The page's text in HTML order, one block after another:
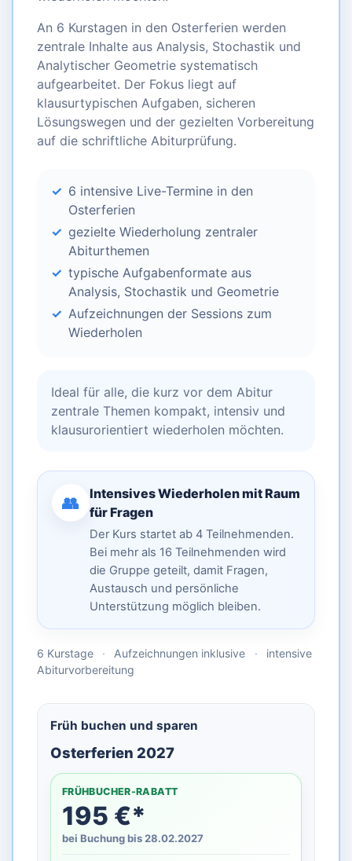
An 6 Kurstagen in den Osterferien werden
zentrale Inhalte aus Analysis, Stochastik und
Analytischer Geometrie systematisch
aufgearbeitet. Der Fokus liegt auf
klausurtypischen Aufgaben, sicheren
Lösungswegen und der gezielten Vorbereitung
auf die schriftliche Abiturprüfung.
6 intensive Live-Termine in den
Osterferien
gezielte Wiederholung zentraler
Abiturthemen
typische Aufgabenformate aus
Analysis, Stochastik und Geometrie
Aufzeichnungen der Sessions zum
Wiederholen
Ideal für alle, die kurz vor dem Abitur
zentrale Themen kompakt, intensiv und
klausurorientiert wiederholen möchten.
👥
Intensives Wiederholen mit Raum
für Fragen
Der Kurs startet ab 4 Teilnehmenden.
Bei mehr als 16 Teilnehmenden wird
die Gruppe geteilt, damit Fragen,
Austausch und persönliche
Unterstützung möglich bleiben.
6 Kurstage · Aufzeichnungen inklusive ·
intensive
Abiturvorbereitung
Früh buchen und sparen
Osterferien 2027
FRÜHBUCHER-RABATT
195 €*
bei Buchung bis 28.02.2027